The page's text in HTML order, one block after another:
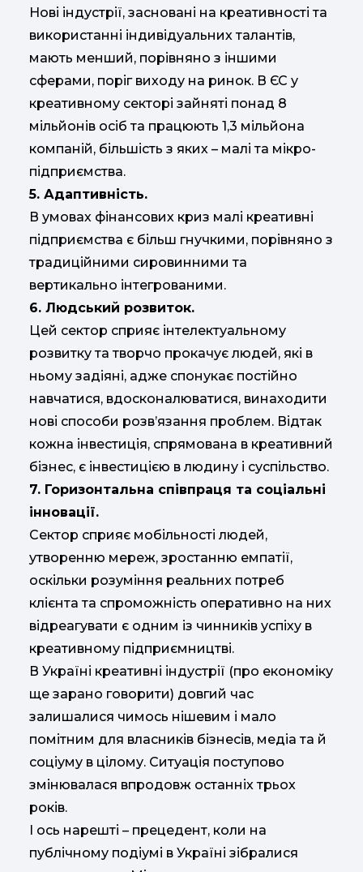
Нові індустрії, засновані на креативності та
використанні індивідуальних талантів,
мають менший, порівняно з іншими
сферами, поріг виходу на ринок. В ЄС у
креативному секторі зайняті понад 8
мільйонів осіб та працюють 1,3 мільйона
компаній, більшість з яких – малі та мікро-
підприємства.
5. Адаптивність.
В умовах фінансових криз малі креативні
підприємства є більш гнучкими, порівняно з
традиційними сировинними та
вертикально інтегрованими.
6. Людський розвиток.
Цей сектор сприяє інтелектуальному
розвитку та творчо прокачує людей, які в
ньому задіяні, адже спонукає постійно
навчатися, вдосконалюватися, винаходити
нові способи розв’язання проблем. Відтак
кожна інвестиція, спрямована в креативний
бізнес, є інвестицією в людину і суспільство.
7. Горизонтальна співпраця та соціальні
інновації.
Сектор сприяє мобільності людей,
утворенню мереж, зростанню емпатії,
оскільки розуміння реальних потреб
клієнта та спроможність оперативно на них
відреагувати є одним із чинників успіху в
креативному підприємництві.
В Україні креативні індустрії (про економіку
ще зарано говорити) довгий час
залишалися чимось нішевим і мало
помітним для власників бізнесів, медіа та й
соціуму в цілому. Ситуація поступово
змінювалася впродовж останніх трьох
років.
І ось нарешті – прецедент, коли на
публічному подіумі в Україні зібралися